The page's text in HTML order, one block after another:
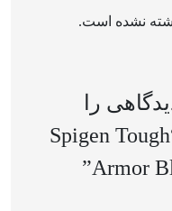
نشده است.
را
ارسال می کنید برای “Spigen Tough
Armor